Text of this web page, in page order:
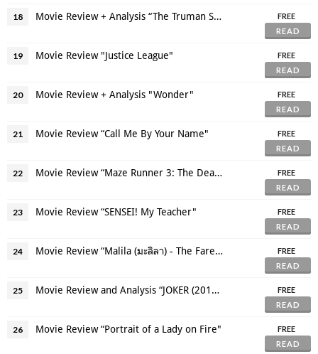
18 Movie Review + Analysis “The Truman Show"
FREE
READ
19 Movie Review "Justice League"
FREE
READ
20 Movie Review + Analysis "Wonder"
FREE
READ
21 Movie Review “Call Me By Your Name"
FREE
READ
22 Movie Review “Maze Runner 3: The Death Cure"
FREE
READ
23 Movie Review “SENSEI! My Teacher"
FREE
READ
24 Movie Review “Malila (มะลิลา) - The Farewell Flower"
FREE
READ
25 Movie Review and Analysis “JOKER (2019) - โจ๊กเกอร์
FREE
READ
26 Movie Review “Portrait of a Lady on Fire"
FREE
READ